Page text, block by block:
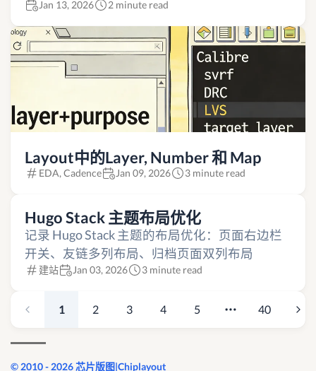
Jan 13, 2026 2 minute read
Layout中的Layer, Number 和 Map
EDA, Cadence Jan 09, 2026 3 minute read
Hugo Stack 主题布局优化
记录 Hugo Stack 主题的布局优化：页面右边栏
开关、友链多列布局、归档页面双列布局
建站 Jan 03, 2026 3 minute read
1 2 3 4 5 40
© 2010 - 2026 芯片版图|Chiplayout